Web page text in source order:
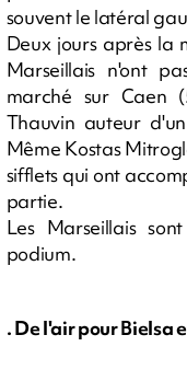
souvent le latéral
Deux jours après la
Marseillais n'ont
marché sur Caen
Thauvin auteur
Même Kostas
sifflets qui ont
partie.
Les Marseillais
podium.
. De l'air pour Bielsa